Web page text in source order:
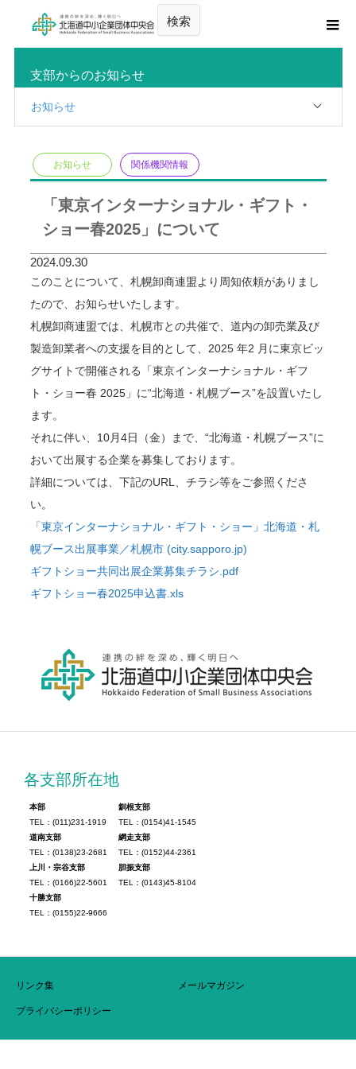
検索
支部からのお知らせ
お知らせ
お知らせ 関係機関情報
「東京インターナショナル・ギフト・
ショー春2025」について
2024.09.30
このことについて、札幌卸商連盟より周知依頼がありまし
たので、お知らせいたします。
札幌卸商連盟では、札幌市との共催で、道内の卸売業及び
製造卸業者への支援を目的として、2025 年2 月に東京ビッ
グサイトで開催される「東京インターナショナル・ギフ
ト・ショー春 2025」に“北海道・札幌ブース”を設置いたし
ます。
それに伴い、10月4日（金）まで、“北海道・札幌ブース”に
おいて出展する企業を募集しております。
詳細については、下記のURL、チラシ等をご参照くださ
い。
「東京インターナショナル・ギフト・ショー」北海道・札
幌ブース出展事業／札幌市 (city.sapporo.jp)
ギフトショー共同出展企業募集チラシ.pdf
ギフトショー春2025申込書.xls
各支部所在地
本部
TEL：(011)231-1919
道南支部
TEL：(0138)23-2681
上川・宗谷支部
TEL：(0166)22-5601
十勝支部
TEL：(0155)22-9666
釧根支部
TEL：(0154)41-1545
網走支部
TEL：(0152)44-2361
胆振支部
TEL：(0143)45-8104
リンク集 メールマガジン
プライバシーポリシー